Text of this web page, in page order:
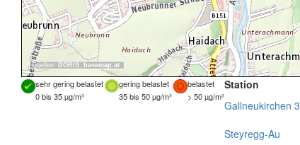
Quellen: DORIS, basemap.at
sehr gering belastet gering belastet
belastet
0 bis 35 µg/m³
35 bis 50 µg/m³ > 50 µg/m³
Station
Gallneukirchen 3
Steyregg-Au